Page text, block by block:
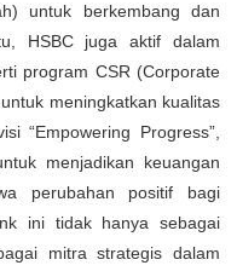
untuk berkembang dan
HSBC juga aktif dalam
program CSR (Corporate
meningkatkan kualitas
“Empowering Progress”,
menjadikan keuangan
perubahan positif bagi
ini tidak hanya sebagai
mitra strategis dalam